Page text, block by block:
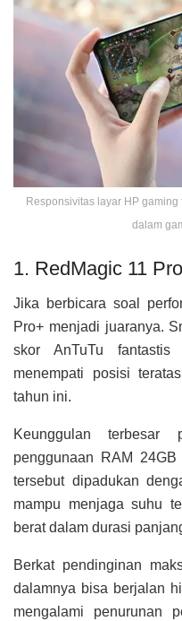
Responsivitas layar HP
dalam
1. RedMagic 11
Jika berbicara soal
Pro+ menjadi juaranya.
skor AnTuTu
menempati posisi
tahun ini.
Keunggulan
penggunaan RAM
tersebut dipadukan
mampu menjaga suhu
berat dalam durasi
Berkat pendinginan
dalamnya bisa berjalan
mengalami penurunan